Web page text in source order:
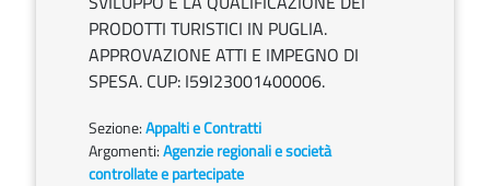
PRODOTTI TURISTICI IN PUGLIA.
APPROVAZIONE ATTI E IMPEGNO DI
SPESA. CUP: I59I23001400006.
Sezione:Appalti e Contratti
Argomenti:Agenzie regionali e società
controllate e partecipate